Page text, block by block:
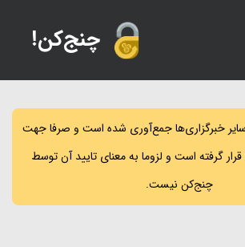
خبرگزاری‌ها جمع‌آوری شده است و صرفا جهت
گرفته است و لزوما به معنای تایید آن توسط
چنج‌کن نیست.